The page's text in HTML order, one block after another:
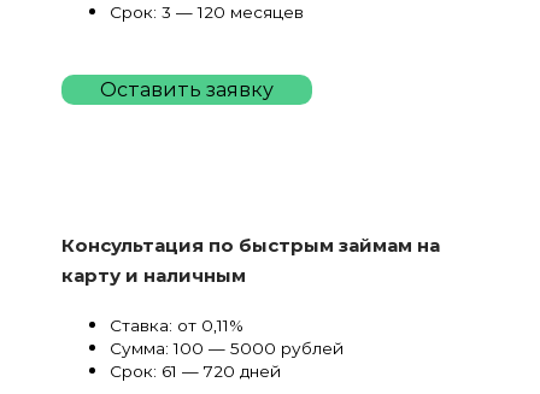
Срок: 3 — 120 месяцев
Оставить заявку
Консультация по быстрым займам на
карту и наличным
Ставка: от 0,11%
Сумма: 100 — 5000 рублей
Срок: 61 — 720 дней